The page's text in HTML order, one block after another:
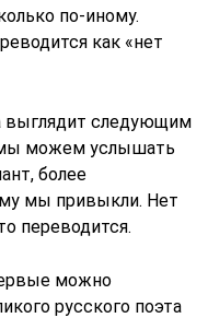
по-иному.
как «нет
выглядит следующим
мы можем услышать
более
мы привыкли. Нет
переводится.
можно
русского поэта